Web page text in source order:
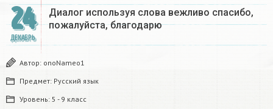
24
ДЕКАБРЬ
Диалог используя слова вежливо спасибо,
пожалуйста, благодарю
Автор: onoNameo1
Предмет: Русский язык
Уровень: 5 - 9 класс